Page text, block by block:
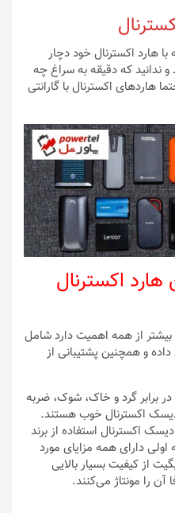
هارد اکسترنال خود دچار
ندانید که دقیقه به سراغ چه
هاردهای اکسترنال با گارانتی
اکسترنال
بیشتر از همه اهمیت دارد شامل
و همچنین پشتیبانی از
برابر گرد و خاک، شوک، ضربه
دیسک اکسترنال خوب هستند.
اکسترنال استفاده از برند
دارای همه مزایای مورد
از کیفیت بسیار بالایی
آن را مونتاژ می‌کنند.